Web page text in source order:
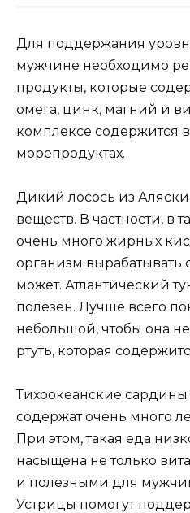
Для поддержания
мужчине необходимо
продукты, которые
омега, цинк, магний и
комплексе содержится
морепродуктах.
Дикий лосось из
веществ. В частности, в
очень много жирных
организм вырабатывать
может. Атлантический
полезен. Лучше всего
небольшой, чтобы она не
ртуть, которая
Тихоокеанские
содержат очень много
При этом, такая еда
насыщена не только
и полезными для
Устрицы помогут